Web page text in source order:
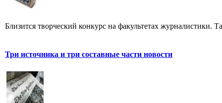
Близится творческий конкурс на факультетах
Три источника и три составные части новости